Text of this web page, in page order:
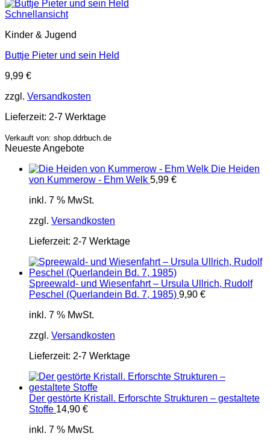
Schnellansicht
Kinder & Jugend
Buttje Pieter und sein Held
9,99 €
zzgl. Versandkosten
Lieferzeit: 2-7 Werktage
Verkauft von: shop.ddrbuch.de
Neueste Angebote
Die Heiden
von Kummerow - Ehm Welk 5,99 €
inkl. 7 % MwSt.
zzgl. Versandkosten
Lieferzeit: 2-7 Werktage
Spreewald- und Wiesenfahrt – Ursula Ullrich, Rudolf
Peschel (Querlandein Bd. 7, 1985) 9,90 €
inkl. 7 % MwSt.
zzgl. Versandkosten
Lieferzeit: 2-7 Werktage
Der gestörte Kristall. Erforschte Strukturen – gestaltete
Stoffe 14,90 €
inkl. 7 % MwSt.